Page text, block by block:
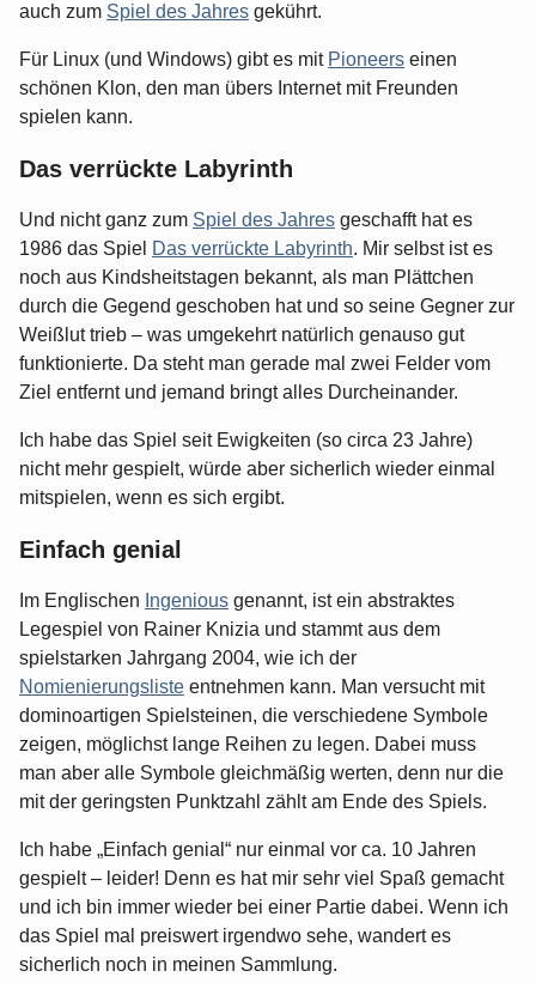
auch zum Spiel des Jahres gekührt.
Für Linux (und Windows) gibt es mit Pioneers einen
schönen Klon, den man übers Internet mit Freunden
spielen kann.
Das verrückte Labyrinth
Und nicht ganz zum Spiel des Jahres geschafft hat es
1986 das Spiel Das verrückte Labyrinth. Mir selbst ist es
noch aus Kindsheitstagen bekannt, als man Plättchen
durch die Gegend geschoben hat und so seine Gegner zur
Weißlut trieb – was umgekehrt natürlich genauso gut
funktionierte. Da steht man gerade mal zwei Felder vom
Ziel entfernt und jemand bringt alles Durcheinander.
Ich habe das Spiel seit Ewigkeiten (so circa 23 Jahre)
nicht mehr gespielt, würde aber sicherlich wieder einmal
mitspielen, wenn es sich ergibt.
Einfach genial
Im Englischen Ingenious genannt, ist ein abstraktes
Legespiel von Rainer Knizia und stammt aus dem
spielstarken Jahrgang 2004, wie ich der
Nomienierungsliste entnehmen kann. Man versucht mit
dominoartigen Spielsteinen, die verschiedene Symbole
zeigen, möglichst lange Reihen zu legen. Dabei muss
man aber alle Symbole gleichmäßig werten, denn nur die
mit der geringsten Punktzahl zählt am Ende des Spiels.
Ich habe „Einfach genial“ nur einmal vor ca. 10 Jahren
gespielt – leider! Denn es hat mir sehr viel Spaß gemacht
und ich bin immer wieder bei einer Partie dabei. Wenn ich
das Spiel mal preiswert irgendwo sehe, wandert es
sicherlich noch in meinen Sammlung.